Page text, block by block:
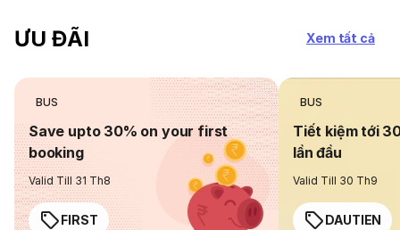
ƯU ĐÃI Xem tất cả
BUS
Save upto 30% on your first
booking
Valid Till 31 Th8
FIRST
BUS
Tiết kiệm tới
lần đầu
Valid Till 30 Th9
DAUTIEN